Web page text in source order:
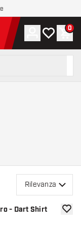
Account
La mia0
Rilevanza
- Dart Shirt